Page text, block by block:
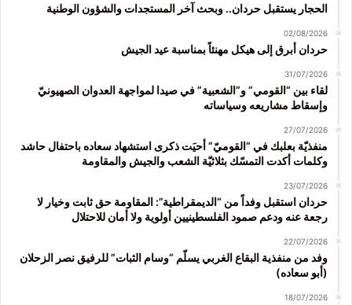
الحجار يستقبل حردان.. وبحث آخر المستجدات والشؤون الوطنية
02/08/2026
حردان أبرق إلى هيكل مهنئاً بمناسبة عيد الجيش
31/07/2026
لقاء بين “القومي” و”الشعبية” في صيدا لمواجهة العدوان الصهيونيّ
وإسقاط مشاريعه وسياساته
27/07/2026
منفذيّة بعلبك في “القوميّ” أحيَت ذكرى استشهاد سعاده باحتفال حاشد
وكلمات أكدت التمسّك بثلاثيّة الشعب والجيش والمقاومة
23/07/2026
حردان استقبل وفداً من “الديمقراطية”: المقاومة حق ثابت وخيار لا
رجعة عنه ودعم صمود الفلسطينيين أولوية ولا أمان للاحتلال
22/07/2026
وفد من منفذية البقاع الغربي يسلّم “وسام الثبات” للرفيق نصر الزحلان
(أبو سعاده)
18/07/2026